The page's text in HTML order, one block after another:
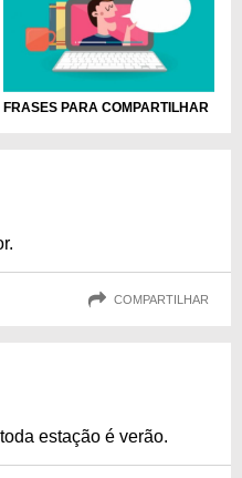
FRASES PARA COMPARTILHAR
COMPARTILHAR
estação é verão.